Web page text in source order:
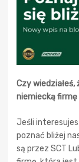
Czy wiedziałeś,
niemiecką
Jeśli
poznać bliżej
są przez SCT